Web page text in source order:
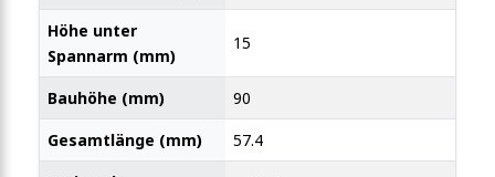
1000N
Höhe unter
Spannarm (mm)
15
Bauhöhe (mm)
90
Gesamtlänge (mm)
57.4